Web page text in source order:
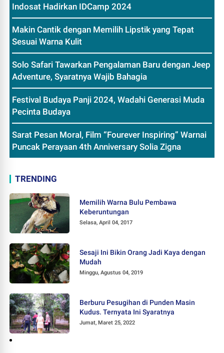
Indosat Hadirkan IDCamp 2024
Makin Cantik dengan Memilih Lipstik yang Tepat
Sesuai Warna Kulit
Solo Safari Tawarkan Pengalaman Baru dengan Jeep
Adventure, Syaratnya Wajib Bahagia
Festival Budaya Panji 2024, Wadahi Generasi Muda
Pecinta Budaya
Sarat Pesan Moral, Film “Fourever Inspiring” Warnai
Puncak Perayaan 4th Anniversary Solia Zigna
TRENDING
Memilih Warna Bulu Pembawa
Keberuntungan
Selasa, April 04, 2017
Sesaji Ini Bikin Orang Jadi Kaya dengan
Mudah
Minggu, Agustus 04, 2019
Berburu Pesugihan di Punden Masin
Kudus. Ternyata Ini Syaratnya
Jumat, Maret 25, 2022